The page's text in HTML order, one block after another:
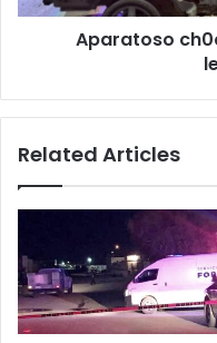
Aparatoso
Related Articles